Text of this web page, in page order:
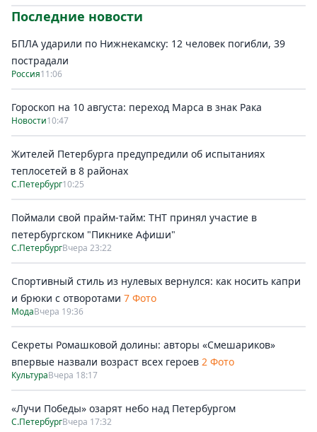
Последние новости
БПЛА ударили по Нижнекамску: 12 человек погибли, 39
пострадали
Россия11:06
Гороскоп на 10 августа: переход Марса в знак Рака
Новости10:47
Жителей Петербурга предупредили об испытаниях
теплосетей в 8 районах
С.Петербург10:25
Поймали свой прайм-тайм: ТНТ принял участие в
петербургском "Пикнике Афиши"
С.ПетербургВчера 23:22
Спортивный стиль из нулевых вернулся: как носить капри
и брюки с отворотами 7 Фото
МодаВчера 19:36
Секреты Ромашковой долины: авторы «Смешариков»
впервые назвали возраст всех героев 2 Фото
КультураВчера 18:17
«Лучи Победы» озарят небо над Петербургом
С.ПетербургВчера 17:32